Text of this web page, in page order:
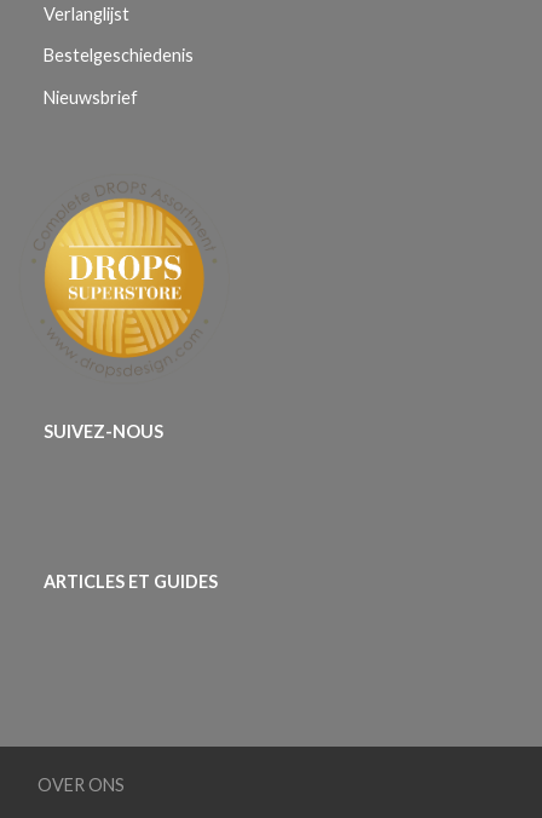
Verlanglijst
Bestelgeschiedenis
Nieuwsbrief
SUIVEZ-NOUS
ARTICLES ET GUIDES
OVER ONS